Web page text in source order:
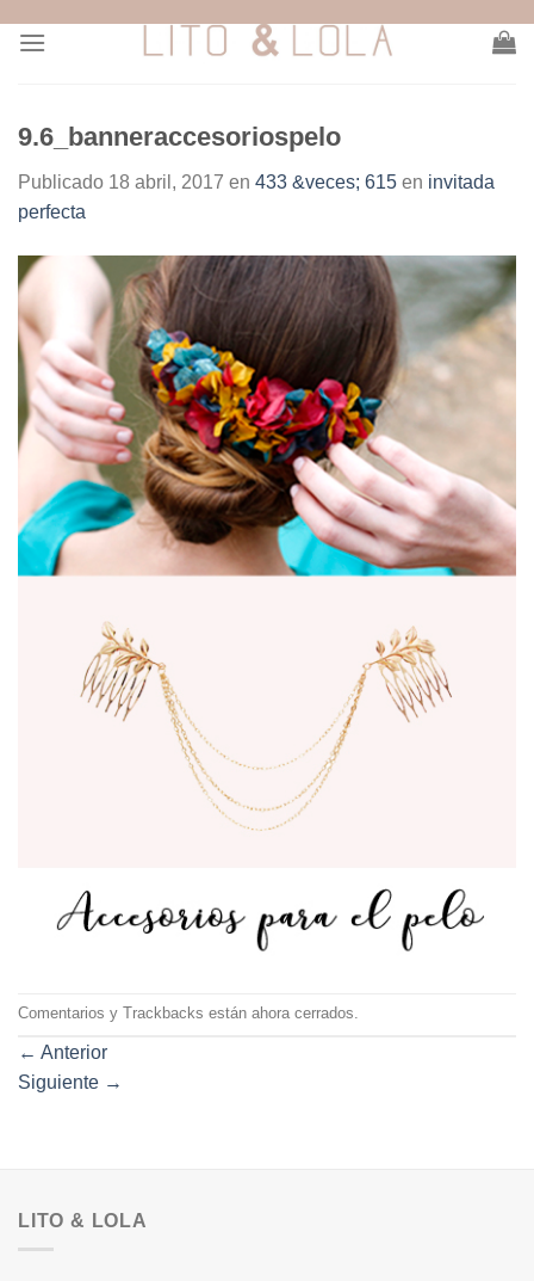
9.6_banneraccesoriospelo
Publicado 18 abril, 2017 en 433 &veces; 615 en invitada
perfecta
Comentarios y Trackbacks están ahora cerrados.
← Anterior
Siguiente →
LITO & LOLA